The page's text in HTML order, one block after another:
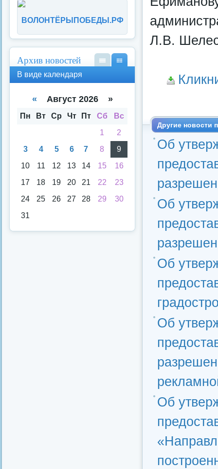
Л.В.
Другие новости
Об
Об
Об
Об
Об
ВОЛОНТЁРЫПОБЕДЫ.РФ
Архив новостей
кал
аря
спи
В виде календаря
« Август 2026 »
Пн Вт Ср Чт Пт Сб
Вс
1
2
3
4 5 6 7 8
9
10
11 12 13 14 15
16
17
18 19 20 21 22
23
24
25 26 27 28 29
30
31